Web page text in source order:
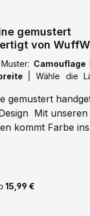
gemustert
von
Camouflage
gemustert
unseren
kommt Farbe ins
sind aus
und
15,99 €